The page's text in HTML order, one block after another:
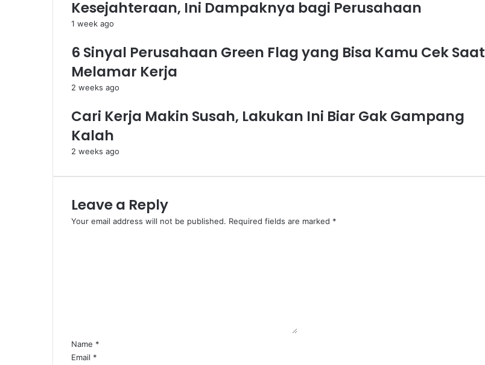
Kesejahteraan, Ini Dampaknya bagi Perusahaan
1 week ago
6 Sinyal Perusahaan Green Flag yang Bisa Kamu Cek Saat
Melamar Kerja
2 weeks ago
Cari Kerja Makin Susah, Lakukan Ini Biar Gak Gampang
Kalah
2 weeks ago
Leave a Reply
Your email address will not be published. Required fields are marked *
Name *
Email *